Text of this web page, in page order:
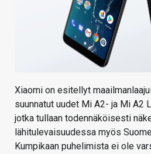
Xiaomi on esitellyt
suunnatut uudet Mi A2- ja Mi A2
jotka tullaan todennäköisesti
lähitulevaisuudessa myös
Kumpikaan puhelimista ei ole